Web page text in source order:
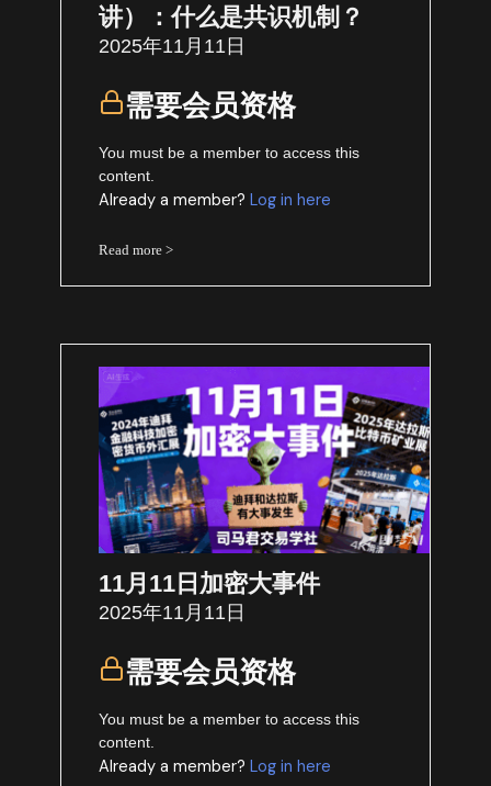
讲）：什么是共识机制？
2025年11月11日
需要会员资格
You must be a member to access this
content.
Already a member?Log in here
Read more >
11月11日加密大事件
2025年11月11日
需要会员资格
You must be a member to access this
content.
Already a member?Log in here